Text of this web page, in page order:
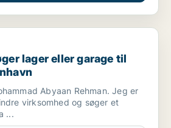
eller garage til leje i Storkøbenhavn
lager eller garage til
virksomhed og søger et
...